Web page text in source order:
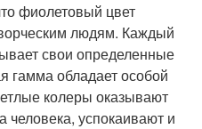
фиолетовый цвет
людям. Каждый
свои определенные
гамма обладает особой
колеры оказывают
человека, успокаивают и